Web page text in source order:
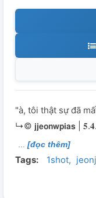
"à, tôi thật sự đã
↳© 𝗷𝗷𝗲𝗼𝗻𝘄𝗽𝗶𝗮𝘀 |
[đọc thêm]
Tags: 1shot